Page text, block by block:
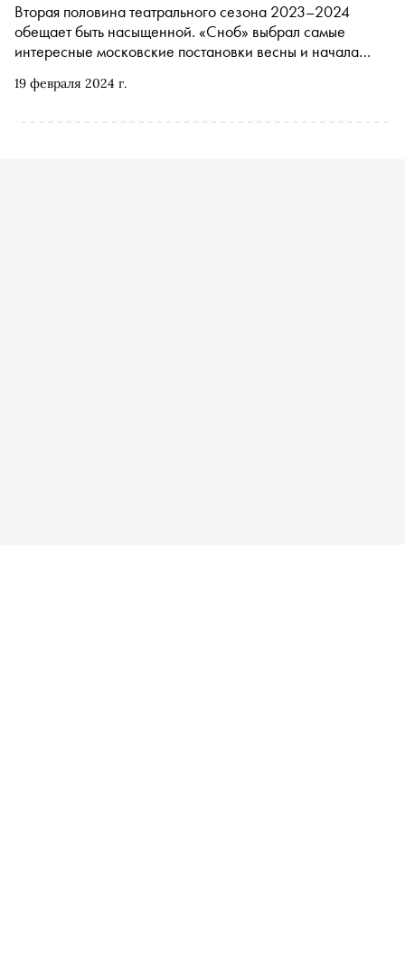
19 февраля 2024 г.
Вторая половина театрального сезона 2023–2024
обещает быть насыщенной. «Сноб» выбрал самые
интересные московские постановки весны и начала